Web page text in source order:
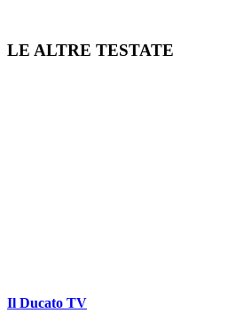
LE ALTRE TESTATE
Il Ducato TV